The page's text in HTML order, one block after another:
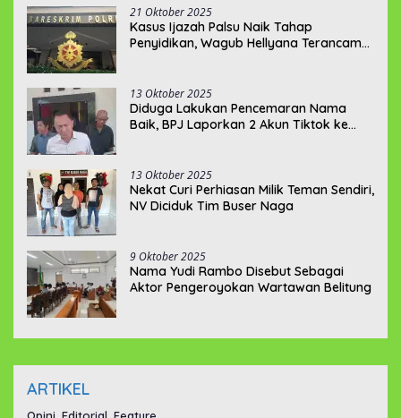
21 Oktober 2025
Kasus Ijazah Palsu Naik Tahap
Penyidikan, Wagub Hellyana Terancam
13 Oktober 2025
Diduga Lakukan Pencemaran Nama
Baik, BPJ Laporkan 2 Akun Tiktok ke
13 Oktober 2025
Nekat Curi Perhiasan Milik Teman Sendiri,
NV Diciduk Tim Buser Naga
9 Oktober 2025
Nama Yudi Rambo Disebut Sebagai
Aktor Pengeroyokan Wartawan Belitung
ARTIKEL